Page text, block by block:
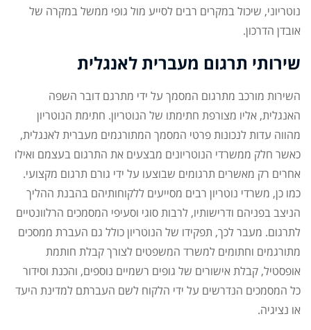
נוטריוני, שיכול במקרים רבים לסייע מול גופי ממשל במקרה של
אובדן הדרכון.
שירותי תרגום מעברית לאנגלית
השירות מורכב מתרגום המסמך על ידי מתרגם דובר השפה
האנגלית, אליו מצורפת חתימתו של הנוטריון. חתימת הנוטריון
מהווה עדות לנכונות פרטי המסמך המתורגמים מעברית לאנגלית,
כאשר חלק ממשרדי הנוטריונים מבצעים את התרגום בעצמם ואילו
אחרים רק מאשרים תרגומים שבוצעו על ידי גורם תרגום מקצועי.
כמו כן, משרדי נוטריון רבים מסייעים ללקוחותיהם בהבנת ההליך
הניצב בפניהם ודרישותיו, לרבות סוגי וסעיפי המסמכים הרלוונטיים
לתרגום. מעבר לכך, תפקידו של הנוטריון כולל גם העברת ממסכים
מתורגמים וחתומים למשרד המשפטים לצורך קבלת חותמת
אופסטיל, קבלת אישורים של גופים רשמיים נוספים, והכנת וסידור
כל המסמכים הנדרשים על ידי הלקוח לשם העברתם למדינת היעד
או נציגיה.